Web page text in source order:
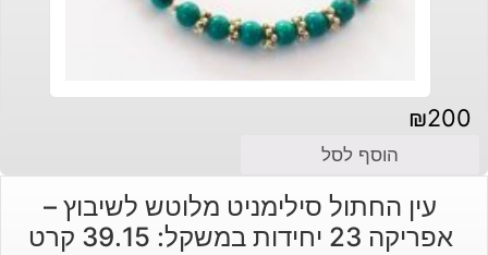
₪200
הוסף לסל
עין החתול סילימניט מלוטש לשיבוץ –
אפריקה 23 יחידות במשקל: 39.15 קרט